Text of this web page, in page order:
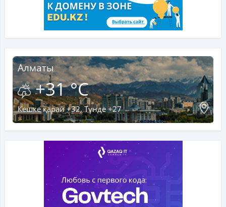
Алматы
+31 °C
Кешке қарай +32, Түнде +27